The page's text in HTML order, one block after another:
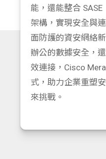
能，還能整合 SASE
架構，實現安全與
面防護的資安網絡
辦公的數據安全，
效連接，Cisco
式，助力企業重塑
來挑戰。